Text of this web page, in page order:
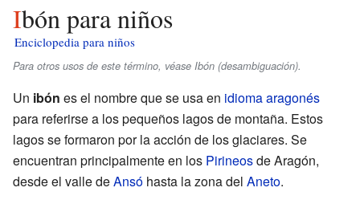
Ibón para niños
Enciclopedia para niños
Para otros usos de este término, véase Ibón (desambiguación).
Un ibón es el nombre que se usa en idioma aragonés
para referirse a los pequeños lagos de montaña. Estos
lagos se formaron por la acción de los glaciares. Se
encuentran principalmente en los Pirineosde Aragón,
desde el valle deAnsó hasta la zona del Aneto.